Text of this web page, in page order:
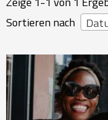
Sortieren nach